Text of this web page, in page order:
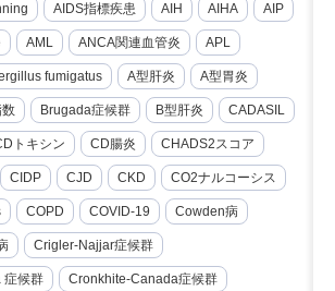
AIDS指標疾患 AIH AIHA AIP
AML ANCA関連血管炎 APL
fumigatus A型肝炎 A型胃炎
数 Brugada症候群 B型肝炎 CADASIL
トキシン CD腸炎 CHADS2スコア
CIDP CJD CKD CO2ナルコーシス
COPD COVID-19 Cowden病
Crigler-Najjar症候群
症候群 Cronkhite-Canada症候群